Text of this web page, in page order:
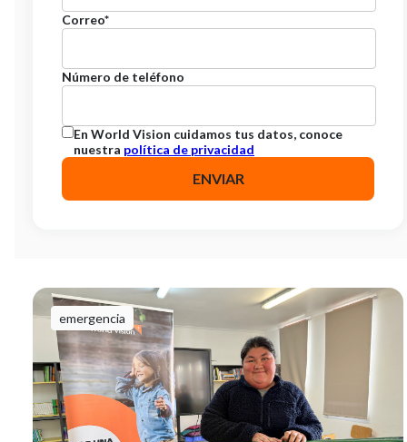
Correo*
Número de teléfono
En World Vision cuidamos tus datos, conoce
nuestra política de privacidad
emergencia